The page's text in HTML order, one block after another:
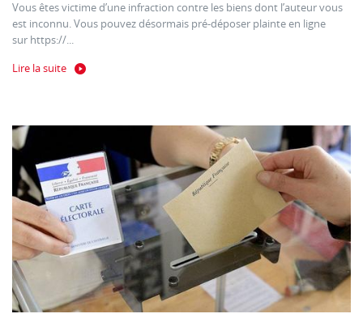
Vous êtes victime d’une infraction contre les biens dont l’auteur vous
est inconnu. Vous pouvez désormais pré-déposer plainte en ligne
sur https://...
Lire la suite